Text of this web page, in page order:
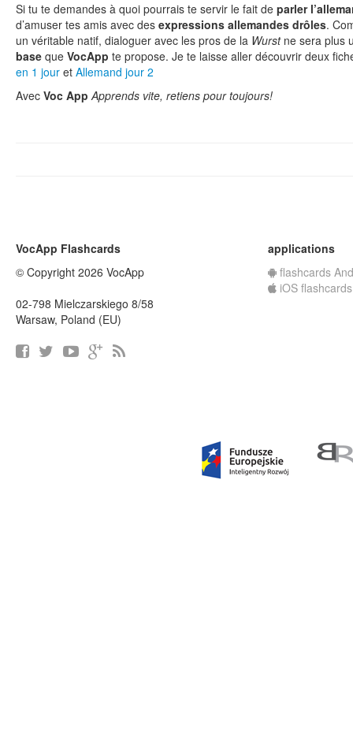
Si tu te demandes à quoi pourrais te servir le fait de parler
d’amuser tes amis avec des expressions allemandes drôles.
un véritable natif, dialoguer avec les pros de la Wurstne sera plus
base que VocApp te propose. Je te laisse aller découvrir deux
en 1 jour et Allemand jour 2
Avec Voc App Apprends vite, retiens pour toujours!
VocApp Flashcards
© Copyright 2026 VocApp
02-798 Mielczarskiego 8/58
Warsaw, Poland (EU)
applications
flashcards
iOS flashcards